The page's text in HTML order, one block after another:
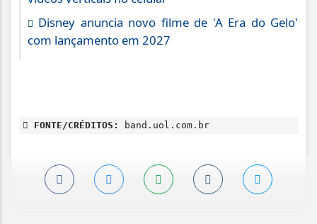
Disney anuncia novo filme de 'A Era do Gelo'
com lançamento em 2027
FONTE/CRÉDITOS: band.uol.com.br